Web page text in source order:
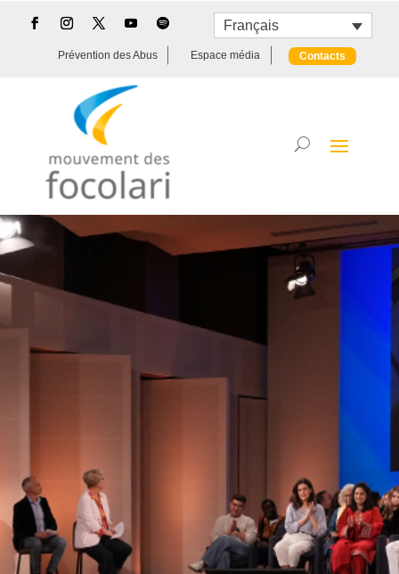
Français
Prévention des Abus Espace média Contacts